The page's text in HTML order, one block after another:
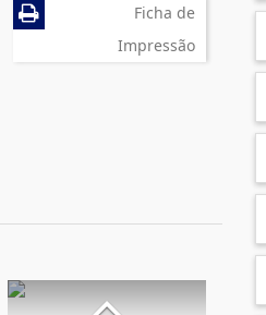
Ficha de
Impressão